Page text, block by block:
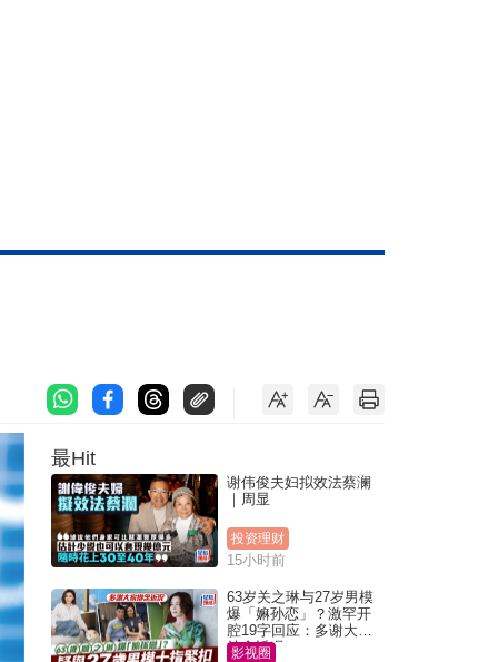
最Hit
谢伟俊夫妇拟效法蔡澜
｜周显
投资理财
15小时前
63岁关之琳与27岁男模
爆「嫲孙恋」？激罕开
腔19字回应：多谢大家
挂念近况
影视圈